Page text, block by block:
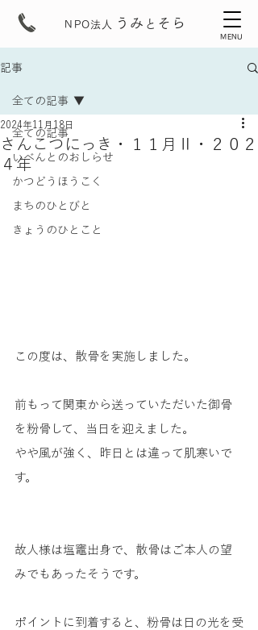
うみ と そら
NPO法人
MENU
記事
全ての記事
いべんとのおしらせ
かつどうほうこく
まちのひとびと
きょうのひとこと
全ての記事
さんこつにっき・１１月Ⅱ・２０２
４年
2024年11月18日
この度は、散骨を実施しました。
前もって関東から送っていただいた御骨
を粉骨して、当日を迎えました。
やや風が強く、昨日とは違って肌寒いで
す。
故人様は塩竈出身で、散骨はご本人の望
みでもあったそうです。
ポイントに到着すると、粉骨は日の光を受